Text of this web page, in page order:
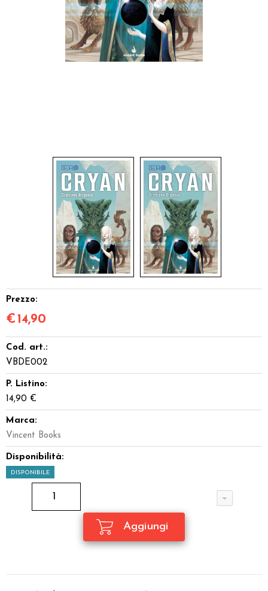
Prezzo:
€ 14,90
Cod. art.:
VBDE002
P. Listino:
14,90 €
Marca:
Vincent Books
Disponibilità:
DISPONIBILE